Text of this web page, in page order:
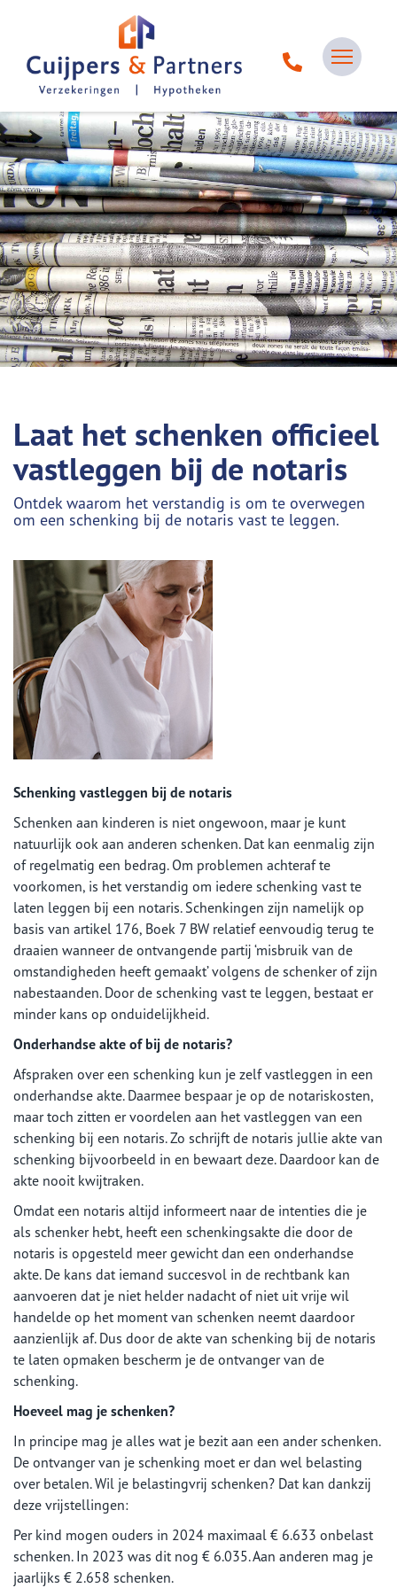
Laat het schenken officieel
vastleggen bij de notaris
Ontdek waarom het verstandig is om te overwegen
om een schenking bij de notaris vast te leggen.
Schenking vastleggen bij de notaris
Schenken aan kinderen is niet ongewoon, maar je kunt
natuurlijk ook aan anderen schenken. Dat kan eenmalig zijn
of regelmatig een bedrag. Om problemen achteraf te
voorkomen, is het verstandig om iedere schenking vast te
laten leggen bij een notaris. Schenkingen zijn namelijk op
basis van artikel 176, Boek 7 BW relatief eenvoudig terug te
draaien wanneer de ontvangende partij ‘misbruik van de
omstandigheden heeft gemaakt’ volgens de schenker of zijn
nabestaanden. Door de schenking vast te leggen, bestaat er
minder kans op onduidelijkheid.
Onderhandse akte of bij de notaris?
Afspraken over een schenking kun je zelf vastleggen in een
onderhandse akte. Daarmee bespaar je op de notariskosten,
maar toch zitten er voordelen aan het vastleggen van een
schenking bij een notaris. Zo schrijft de notaris jullie akte van
schenking bijvoorbeeld in en bewaart deze. Daardoor kan de
akte nooit kwijtraken.
Omdat een notaris altijd informeert naar de intenties die je
als schenker hebt, heeft een schenkingsakte die door de
notaris is opgesteld meer gewicht dan een onderhandse
akte. De kans dat iemand succesvol in de rechtbank kan
aanvoeren dat je niet helder nadacht of niet uit vrije wil
handelde op het moment van schenken neemt daardoor
aanzienlijk af. Dus door de akte van schenking bij de notaris
te laten opmaken bescherm je de ontvanger van de
schenking.
Hoeveel mag je schenken?
In principe mag je alles wat je bezit aan een ander schenken.
De ontvanger van je schenking moet er dan wel belasting
over betalen. Wil je belastingvrij schenken? Dat kan dankzij
deze vrijstellingen:
Per kind mogen ouders in 2024 maximaal € 6.633 onbelast
schenken. In 2023 was dit nog € 6.035. Aan anderen mag je
jaarlijks € 2.658 schenken.